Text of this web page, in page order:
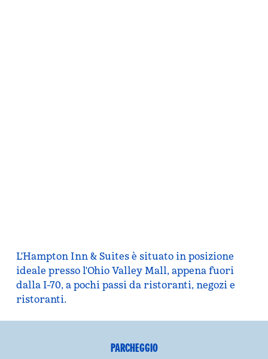
L'Hampton Inn & Suites è situato in posizione
ideale presso l'Ohio Valley Mall, appena fuori
dalla I-70, a pochi passi da ristoranti, negozi e
ristoranti.
PARCHEGGIO